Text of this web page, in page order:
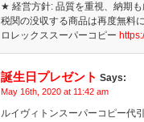
★ 経営方針: 品質を重視、納期
税関の没収する商品は再度無料
ロレックススーパーコピー
誕生日プレゼント Says:
May 16th, 2020 at 11:42 am
ルイヴィトンスーパーコピー代